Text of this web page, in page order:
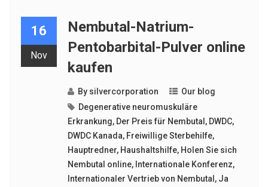
16
Nov
Nembutal-Natrium-
Pentobarbital-Pulver online
kaufen
By silvercorporation
Our blog
Degenerative neuromuskuläre
Erkrankung, Der Preis für Nembutal , DWDC,
DWDC Kanada, Freiwillige Sterbehilfe,
Hauptredner, Haushaltshilfe, Holen Sie sich
Nembutal online, Internationale Konferenz,
Internationaler Vertrieb von Nembutal , Ja